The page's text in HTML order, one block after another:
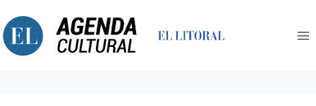
al
contenido